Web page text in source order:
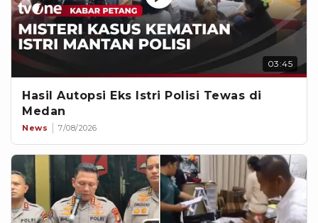
03:45
Hasil Autopsi Eks Istri Polisi Tewas di
Medan
News 7/08/2026